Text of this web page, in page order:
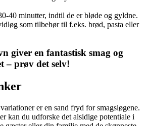
40 minutter, indtil de er bløde og gyldne.
som tilbehør til f.eks. brød, pasta eller
giver en fantastisk smag og
– prøv det selv!
er en sand fryd for smagsløgene.
kan du udforske det alsidige potentiale i